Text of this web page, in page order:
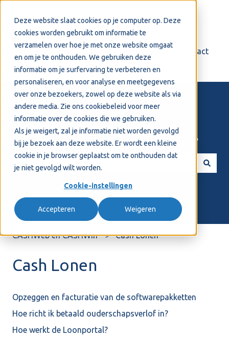
Deze website slaat cookies op je computer op. Deze
cookies worden gebruikt om informatie te
verzamelen over hoe je met onze website omgaat
en om je te onthouden. We gebruiken deze
informatie om je surfervaring te verbeteren en
personaliseren, en voor analyse en meetgegevens
over onze bezoekers, zowel op deze website als via
andere media. Zie ons cookiebeleid voor meer
informatie over de cookies die we gebruiken.
Als je weigert, zal je informatie niet worden gevolgd
bij je bezoek aan deze website. Er wordt een kleine
cookie in je browser geplaatst om te onthouden dat
je niet gevolgd wilt worden.
Cookie-instellingen
Accepteren Weigeren
Support Contact
Welkom! Hoe kunnen we je helpen?
CASHWeb en CASHWin Cash Lonen
Cash Lonen
Opzeggen en facturatie van de softwarepakketten
Hoe richt ik betaald ouderschapsverlof in?
Hoe werkt de Loonportal?